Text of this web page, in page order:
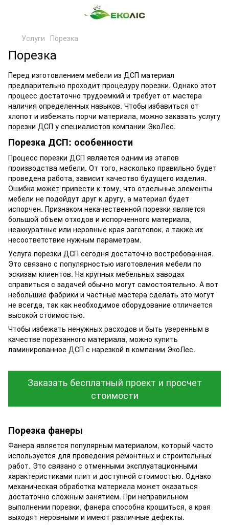
Услуги Порезка
Порезка
Перед изготовлением мебели из ДСП материал
предварительно проходит процедуру порезки. Однако этот
процесс достаточно трудоемкий и требует от мастера
наличия определенных навыков. Чтобы избавиться от
хлопот и избежать порчи материала, можно заказать услугу
порезки ДСП у специалистов компании ЭкоЛес.
Порезка ДСП: особенности
Процесс порезки ДСП является одним из этапов
производства мебели. От того, насколько правильно будет
проведена работа, зависит качество будущего изделия.
Ошибка может привести к тому, что отдельные элементы
мебели не подойдут друг к другу, а материал будет
испорчен. Признаком некачественной порезки является
большой объем отходов и испорченного материала,
неаккуратные или неровные края заготовок, а также их
несоответствие нужным параметрам.
Услуга порезки ДСП сегодня достаточно востребованная.
Это связано с популярностью изготовления мебели по
эскизам клиентов. На крупных мебельных заводах
справиться с задачей обычно могут самостоятельно. А вот
небольшие фабрики и частные мастера сделать это могут
не всегда, так как необходимое оборудование отличается
высокой стоимостью.
Чтобы избежать ненужных расходов и быть уверенным в
качестве порезанного материала, можно купить
ламинированное ДСП с нарезкой в компании ЭкоЛес.
Заказать бесплатный проект и просчет
стоимости
Порезка фанеры
Фанера является популярным материалом, который часто
используется для проведения ремонтных и строительных
работ. Это связано с отменными эксплуатационными
характеристиками плит и доступной стоимостью. Однако
механическая обработка материала может оказаться
достаточно сложным занятием. При неправильном
выполнении порезки, фанера способна крошиться, а края
выходят неровными и имеют различные дефекты.